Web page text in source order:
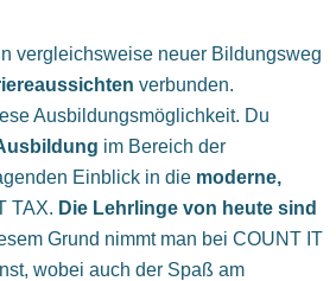
vergleichsweise neuer Bildungsweg
verbunden.
Ausbildungsmöglichkeit. Du
im Bereich der
Einblick in die moderne,
TAX. Die Lehrlinge von heute sind
Grund nimmt man bei COUNT IT
wobei auch der Spaß am